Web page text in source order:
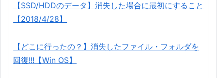
【SSD/HDDのデータ】消失した場合に最初にすること
【2018/4/28】
【どこに行ったの？】消失したファイル・フォルダを
回復!!!【Win OS】